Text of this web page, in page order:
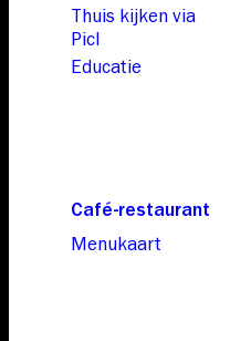
Thuis kijken via
Picl
Educatie
Café-restaurant
Menukaart